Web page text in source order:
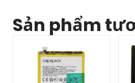
Sản phẩm